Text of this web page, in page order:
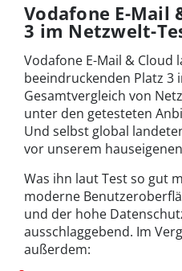
Vodafone E-Mail
3 im Netzwelt-
Vodafone E-Mail & Cloud
beeindruckenden Platz 3
Gesamtvergleich von
unter den getesteten
Und selbst global
vor unserem
Was ihn laut Test so gut
moderne
und der hohe
ausschlaggebend. Im
außerdem: